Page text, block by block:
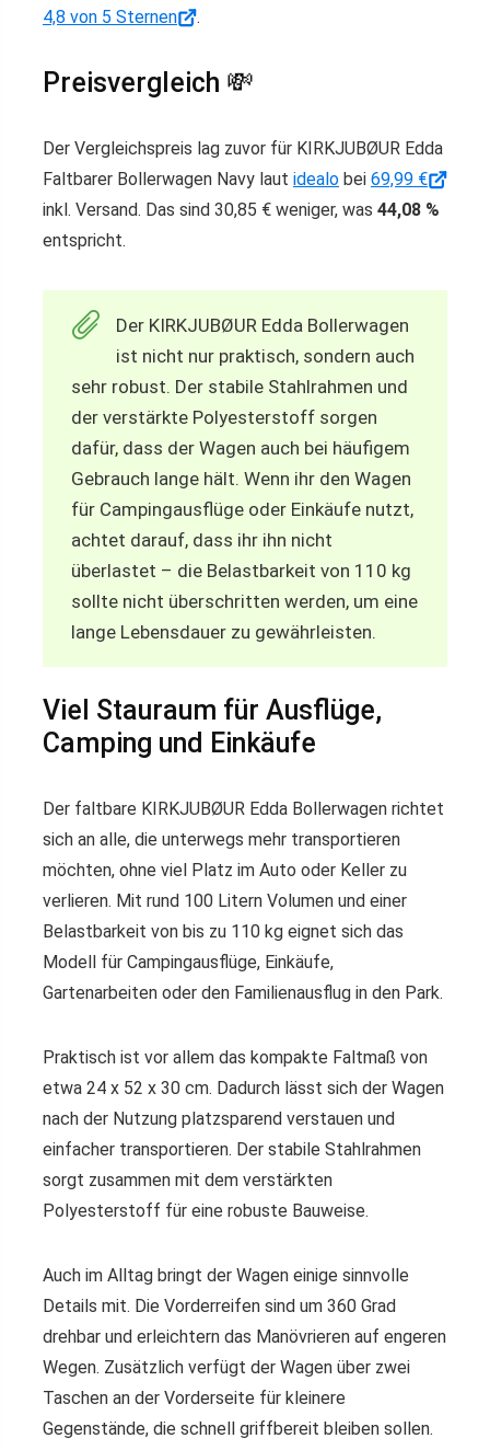
4,8 von 5 Sternen
.
Preisvergleich 💸
Der Vergleichspreis lag zuvor für KIRKJUBØUR Edda
Faltbarer Bollerwagen Navy laut idealo bei 69,99 €
inkl. Versand. Das sind 30,85 € weniger, was 44,08 %
entspricht.
Der KIRKJUBØUR Edda Bollerwagen
ist nicht nur praktisch, sondern auch
sehr robust. Der stabile Stahlrahmen und
der verstärkte Polyesterstoff sorgen
dafür, dass der Wagen auch bei häufigem
Gebrauch lange hält. Wenn ihr den Wagen
für Campingausflüge oder Einkäufe nutzt,
achtet darauf, dass ihr ihn nicht
überlastet – die Belastbarkeit von 110 kg
sollte nicht überschritten werden, um eine
lange Lebensdauer zu gewährleisten.
Viel Stauraum für Ausflüge,
Camping und Einkäufe
Der faltbare KIRKJUBØUR Edda Bollerwagen richtet
sich an alle, die unterwegs mehr transportieren
möchten, ohne viel Platz im Auto oder Keller zu
verlieren. Mit rund 100 Litern Volumen und einer
Belastbarkeit von bis zu 110 kg eignet sich das
Modell für Campingausflüge, Einkäufe,
Gartenarbeiten oder den Familienausflug in den Park.
Praktisch ist vor allem das kompakte Faltmaß von
etwa 24 x 52 x 30 cm. Dadurch lässt sich der Wagen
nach der Nutzung platzsparend verstauen und
einfacher transportieren. Der stabile Stahlrahmen
sorgt zusammen mit dem verstärkten
Polyesterstoff für eine robuste Bauweise.
Auch im Alltag bringt der Wagen einige sinnvolle
Details mit. Die Vorderreifen sind um 360 Grad
drehbar und erleichtern das Manövrieren auf engeren
Wegen. Zusätzlich verfügt der Wagen über zwei
Taschen an der Vorderseite für kleinere
Gegenstände, die schnell griffbereit bleiben sollen.